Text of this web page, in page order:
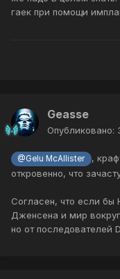
гаек при помощи
Geasse
Опубликовано:
@Gelu McAllister
,
откровенно, что
Согласен, что если бы
Дженсена и мир
но от последователей